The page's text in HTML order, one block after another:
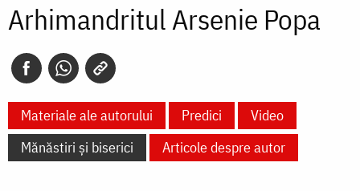
Arhimandritul Arsenie Popa
Materiale ale autorului Predici
Video
Mănăstiri și biserici
Articole despre autor